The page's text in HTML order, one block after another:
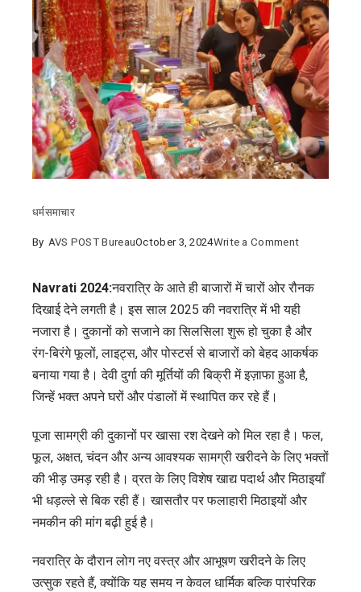
धर्मसमाचार
By AVS POST BureauOctober 3, 2024Write a Commenton
2024:
बाजारों
में
दिखी
रौनक,
पूजा
सामग्री
की
बंपर
Navrati 2024:नवरात्रि के आते ही बाजारों में चारों ओर रौनक
दिखाई देने लगती है। इस साल 2025 की नवरात्रि में भी यही
नजारा है। दुकानों को सजाने का सिलसिला शुरू हो चुका है और
रंग-बिरंगे फूलों, लाइट्स, और पोस्टर्स से बाजारों को बेहद आकर्षक
बनाया गया है। देवी दुर्गा की मूर्तियों की बिक्री में इज़ाफा हुआ है,
जिन्हें भक्त अपने घरों और पंडालों में स्थापित कर रहे हैं।
पूजा सामग्री की दुकानों पर खासा रश देखने को मिल रहा है। फल,
फूल, अक्षत, चंदन और अन्य आवश्यक सामग्री खरीदने के लिए भक्तों
की भीड़ उमड़ रही है। व्रत के लिए विशेष खाद्य पदार्थ और मिठाइयाँ
भी धड़ल्ले से बिक रही हैं। खासतौर पर फलाहारी मिठाइयों और
नमकीन की मांग बढ़ी हुई है।
नवरात्रि के दौरान लोग नए वस्त्र और आभूषण खरीदने के लिए
उत्सुक रहते हैं, क्योंकि यह समय न केवल धार्मिक बल्कि पारंपरिक